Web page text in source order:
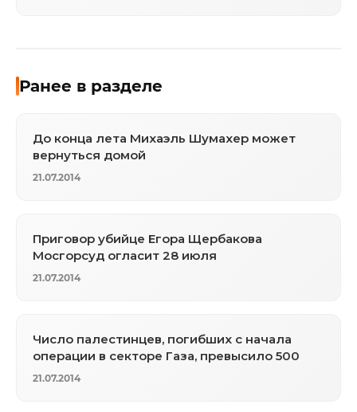
Ранее в разделе
До конца лета Михаэль Шумахер может
вернуться домой
21.07.2014
Приговор убийце Егора Щербакова
Мосгорсуд огласит 28 июля
21.07.2014
Число палестинцев, погибших с начала
операции в секторе Газа, превысило 500
21.07.2014